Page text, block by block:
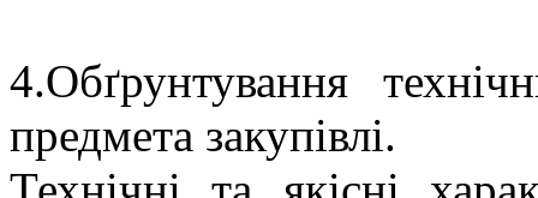
4.Обґрунтування
предмета закупівлі.